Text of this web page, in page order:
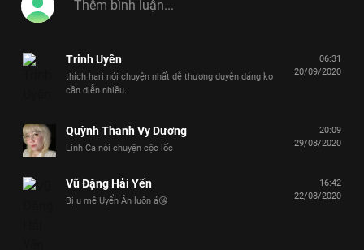
Trinh Uyên
thích hari nói chuyện nhất dễ thương duyên dáng ko
cần diễn nhiều.
06:31
20/09/2020
Quỳnh Thanh Vy Dương
Linh Ca nói chuyện cộc lốc
20:09
29/08/2020
Vũ Đặng Hải Yến
Bị u mê Uyển Ân luôn á😘
16:42
22/08/2020